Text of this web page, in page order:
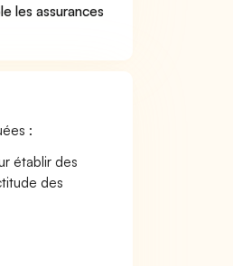
les assurances
:
établir des
des